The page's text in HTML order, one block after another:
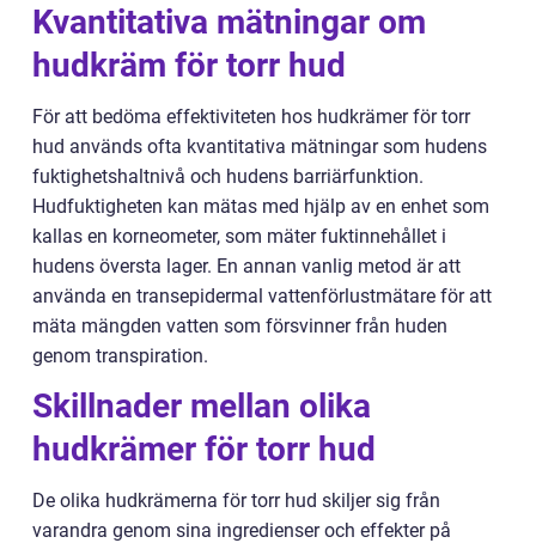
Kvantitativa mätningar om
hudkräm för torr hud
För att bedöma effektiviteten hos hudkrämer för torr
hud används ofta kvantitativa mätningar som hudens
fuktighetshaltnivå och hudens barriärfunktion.
Hudfuktigheten kan mätas med hjälp av en enhet som
kallas en korneometer, som mäter fuktinnehållet i
hudens översta lager. En annan vanlig metod är att
använda en transepidermal vattenförlustmätare för att
mäta mängden vatten som försvinner från huden
genom transpiration.
Skillnader mellan olika
hudkrämer för torr hud
De olika hudkrämerna för torr hud skiljer sig från
varandra genom sina ingredienser och effekter på